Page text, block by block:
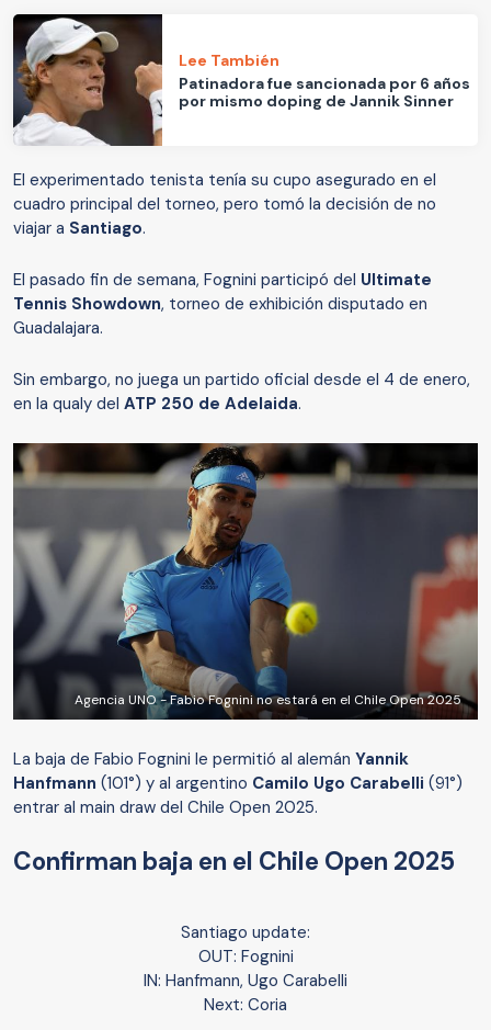
Lee También
Patinadora fue sancionada por 6 años
por mismo doping de Jannik Sinner
El experimentado tenista tenía su cupo asegurado en el
cuadro principal del torneo, pero tomó la decisión de no
viajar a Santiago.
El pasado fin de semana, Fognini participó del Ultimate
Tennis Showdown, torneo de exhibición disputado en
Guadalajara.
Sin embargo, no juega un partido oficial desde el 4 de enero,
en la qualy del ATP 250 de Adelaida.
Agencia UNO - Fabio Fognini no estará en el Chile Open 2025
La baja de Fabio Fognini le permitió al alemán Yannik
Hanfmann (101°) y al argentino Camilo Ugo Carabelli (91°)
entrar al main draw del Chile Open 2025.
Confirman baja en el Chile Open 2025
Santiago update:
OUT: Fognini
IN: Hanfmann, Ugo Carabelli
Next: Coria